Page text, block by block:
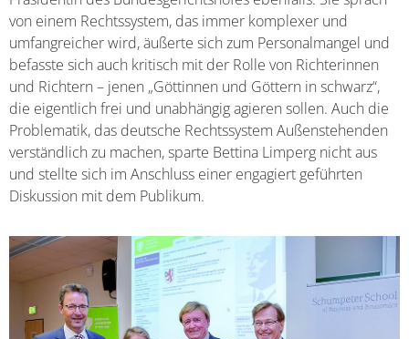
von einem Rechtssystem, das immer komplexer und
umfangreicher wird, äußerte sich zum Personalmangel und
befasste sich auch kritisch mit der Rolle von Richterinnen
und Richtern – jenen „Göttinnen und Göttern in schwarz“,
die eigentlich frei und unabhängig agieren sollen. Auch die
Problematik, das deutsche Rechtssystem Außenstehenden
verständlich zu machen, sparte Bettina Limperg nicht aus
und stellte sich im Anschluss einer engagiert geführten
Diskussion mit dem Publikum.